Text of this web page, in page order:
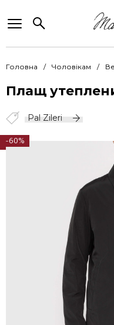
Головна Чоловікам
Плащ
Pal Zileri
-60%